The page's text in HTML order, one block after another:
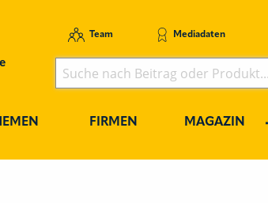
Team Mediadaten
FIRMEN MAGAZIN